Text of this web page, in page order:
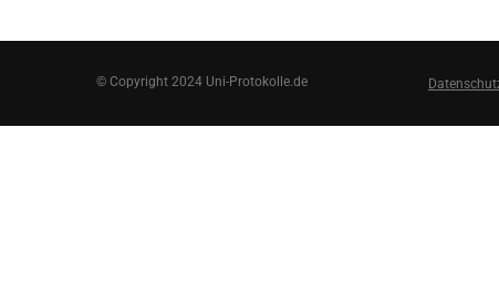
© Copyright 2024 Uni-Protokolle.de